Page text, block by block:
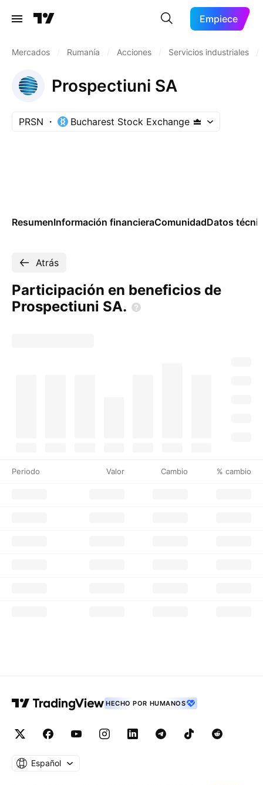
Empiece
Mercados Rumanía Acciones Servicios industriales
Prospectiuni SA
PRSN Bucharest Stock Exchange
ResumenInformación financieraComunidadDatos
Atrás
Participación en beneficios de
Prospectiuni SA.
Periodo Valor Cambio % cambio
HECHO POR HUMANOS
Español